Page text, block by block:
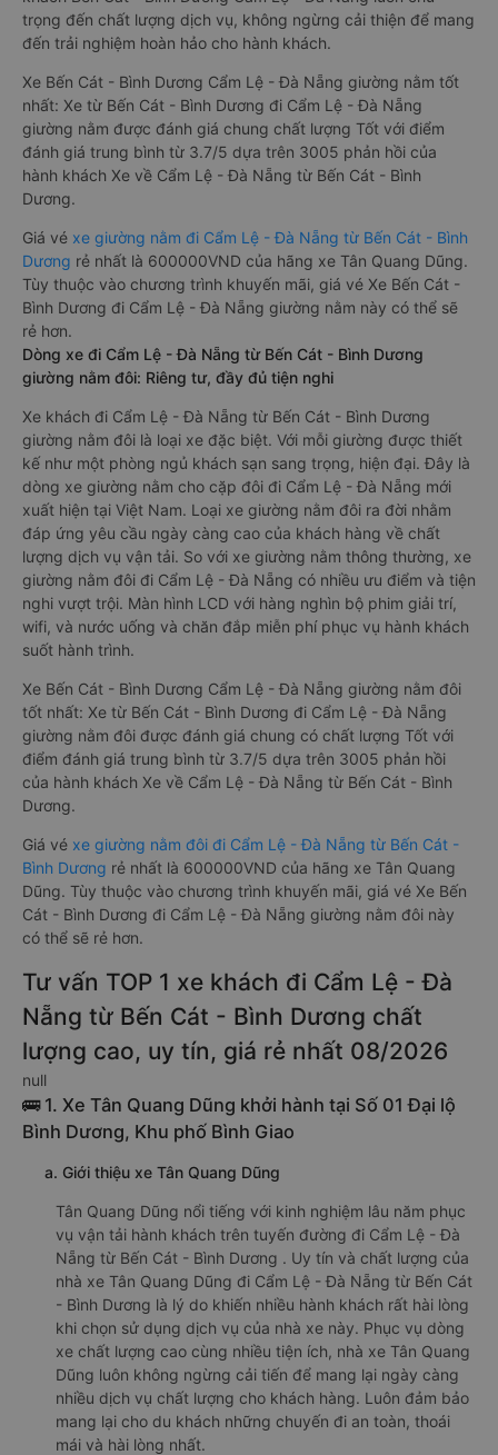
trọng đến chất lượng dịch vụ, không ngừng cải thiện để mang
đến trải nghiệm hoàn hảo cho hành khách.
Xe Bến Cát - Bình Dương Cẩm Lệ - Đà Nẵng giường nằm tốt
nhất: Xe từ Bến Cát - Bình Dương đi Cẩm Lệ - Đà Nẵng
giường nằm được đánh giá chung chất lượng Tốt với điểm
đánh giá trung bình từ 3.7/5 dựa trên 3005 phản hồi của
hành khách Xe về Cẩm Lệ - Đà Nẵng từ Bến Cát - Bình
Dương.
Giá vé xe giường nằm đi Cẩm Lệ - Đà Nẵng từ Bến Cát - Bình
Dương rẻ nhất là 600000VND của hãng xe Tân Quang Dũng.
Tùy thuộc vào chương trình khuyến mãi, giá vé Xe Bến Cát -
Bình Dương đi Cẩm Lệ - Đà Nẵng giường nằm này có thể sẽ
rẻ hơn.
Dòng xe đi Cẩm Lệ - Đà Nẵng từ Bến Cát - Bình Dương
giường nằm đôi: Riêng tư, đầy đủ tiện nghi
Xe khách đi Cẩm Lệ - Đà Nẵng từ Bến Cát - Bình Dương
giường nằm đôi là loại xe đặc biệt. Với mỗi giường được thiết
kế như một phòng ngủ khách sạn sang trọng, hiện đại. Đây là
dòng xe giường nằm cho cặp đôi đi Cẩm Lệ - Đà Nẵng mới
xuất hiện tại Việt Nam. Loại xe giường nằm đôi ra đời nhằm
đáp ứng yêu cầu ngày càng cao của khách hàng về chất
lượng dịch vụ vận tải. So với xe giường nằm thông thường, xe
giường nằm đôi đi Cẩm Lệ - Đà Nẵng có nhiều ưu điểm và tiện
nghi vượt trội. Màn hình LCD với hàng nghìn bộ phim giải trí,
wifi, và nước uống và chăn đắp miễn phí phục vụ hành khách
suốt hành trình.
Xe Bến Cát - Bình Dương Cẩm Lệ - Đà Nẵng giường nằm đôi
tốt nhất: Xe từ Bến Cát - Bình Dương đi Cẩm Lệ - Đà Nẵng
giường nằm đôi được đánh giá chung có chất lượng Tốt với
điểm đánh giá trung bình từ 3.7/5 dựa trên 3005 phản hồi
của hành khách Xe về Cẩm Lệ - Đà Nẵng từ Bến Cát - Bình
Dương.
Giá vé xe giường nằm đôi đi Cẩm Lệ - Đà Nẵng từ Bến Cát -
Bình Dương rẻ nhất là 600000VND của hãng xe Tân Quang
Dũng. Tùy thuộc vào chương trình khuyến mãi, giá vé Xe Bến
Cát - Bình Dương đi Cẩm Lệ - Đà Nẵng giường nằm đôi này
có thể sẽ rẻ hơn.
Tư vấn TOP 1 xe khách đi Cẩm Lệ - Đà
Nẵng từ Bến Cát - Bình Dương chất
lượng cao, uy tín, giá rẻ nhất 08/2026
null
🚌 1. Xe Tân Quang Dũng khởi hành tại Số 01 Đại lộ
Bình Dương, Khu phố Bình Giao
a. Giới thiệu xe Tân Quang Dũng
Tân Quang Dũng nổi tiếng với kinh nghiệm lâu năm phục
vụ vận tải hành khách trên tuyến đường đi Cẩm Lệ - Đà
Nẵng từ Bến Cát - Bình Dương . Uy tín và chất lượng của
nhà xe Tân Quang Dũng đi Cẩm Lệ - Đà Nẵng từ Bến Cát
- Bình Dương là lý do khiến nhiều hành khách rất hài lòng
khi chọn sử dụng dịch vụ của nhà xe này. Phục vụ dòng
xe chất lượng cao cùng nhiều tiện ích, nhà xe Tân Quang
Dũng luôn không ngừng cải tiến để mang lại ngày càng
nhiều dịch vụ chất lượng cho khách hàng. Luôn đảm bảo
mang lại cho du khách những chuyến đi an toàn, thoái
mái và hài lòng nhất.